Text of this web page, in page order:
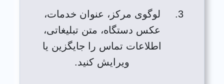
لوگوی مرکز، عنوان خدمات،
عکس دستگاه، متن تبلیغاتی،
اطلاعات تماس را جایگزین یا
ویرایش کنید.